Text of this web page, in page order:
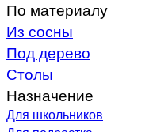
По материалу
Из сосны
Под дерево
Столы
Назначение
Для школьников